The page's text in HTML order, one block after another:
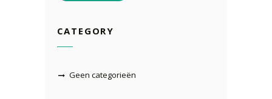
CATEGORY
Geen categorieën